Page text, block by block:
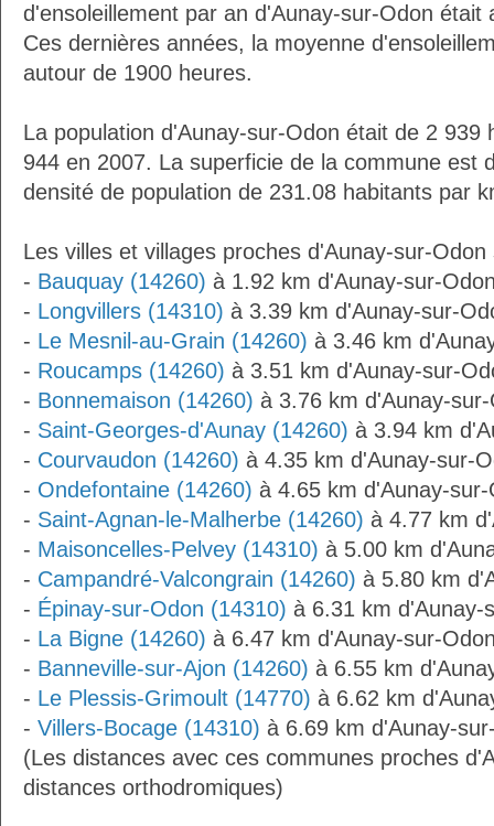
d'ensoleillement par an d'Aunay-sur-Odon était
Ces dernières années, la moyenne
autour de 1900 heures.
La population d'Aunay-sur-Odon était de 2 939
944 en 2007. La superficie de la commune est
densité de population de 231.08 habitants par
Les villes et villages proches d'Aunay-sur-Odon
- Bauquay (14260) à 1.92 km d'Aunay-sur-
- Longvillers (14310) à 3.39 km d'Aunay-sur-
- Le Mesnil-au-Grain (14260) à 3.46 km
- Roucamps (14260) à 3.51 km d'Aunay-sur-
- Bonnemaison (14260) à 3.76 km d'Aunay-
- Saint-Georges-d'Aunay (14260) à 3.94 km
- Courvaudon (14260) à 4.35 km d'Aunay-sur-
- Ondefontaine (14260) à 4.65 km d'Aunay-sur-
- Saint-Agnan-le-Malherbe (14260) à 4.77 km
- Maisoncelles-Pelvey (14310) à 5.00 km
- Campandré-Valcongrain (14260) à 5.80 km
- Épinay-sur-Odon (14310) à 6.31 km d'Aunay-
- La Bigne (14260) à 6.47 km d'Aunay-sur-
- Banneville-sur-Ajon (14260) à 6.55 km
- Le Plessis-Grimoult (14770) à 6.62 km
- Villers-Bocage (14310) à 6.69 km d'Aunay-
(Les distances avec ces communes proches
distances orthodromiques)